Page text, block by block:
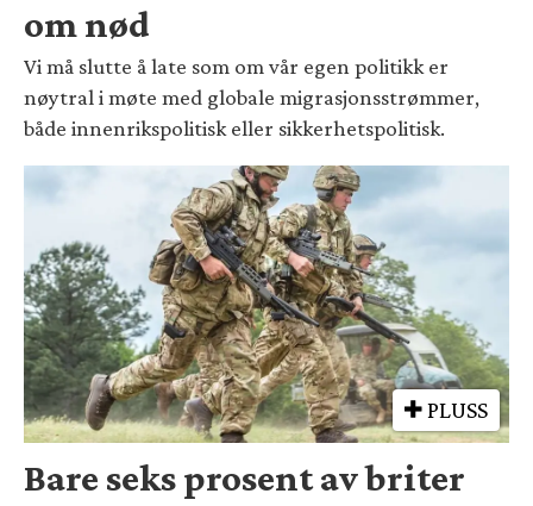
om nød
Vi må slutte å late som om vår egen politikk er
nøytral i møte med globale migrasjonsstrømmer,
både innenrikspolitisk eller sikkerhetspolitisk.
PLUSS
Bare seks prosent av briter